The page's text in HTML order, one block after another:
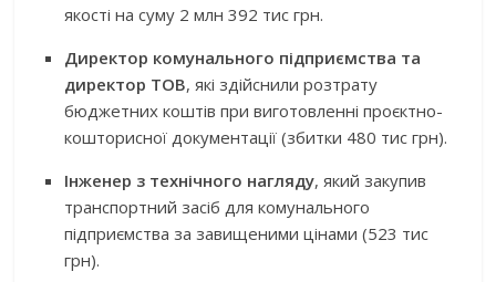
якості на суму 2 млн 392 тис грн.
Директор комунального підприємства та
директор ТОВ, які здійснили розтрату
бюджетних коштів при виготовленні проєктно-
кошторисної документації (збитки 480 тис грн).
Інженер з технічного нагляду, який закупив
транспортний засіб для комунального
підприємства за завищеними цінами (523 тис
грн).